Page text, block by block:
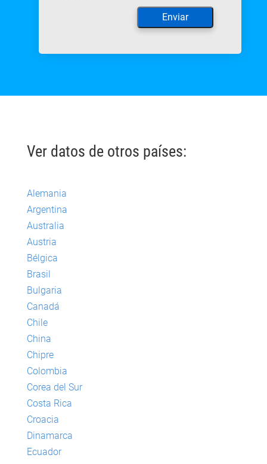
Ver datos de otros países:
Alemania
Argentina
Australia
Austria
Bélgica
Brasil
Bulgaria
Canadá
Chile
China
Chipre
Colombia
Corea del Sur
Costa Rica
Croacia
Dinamarca
Ecuador